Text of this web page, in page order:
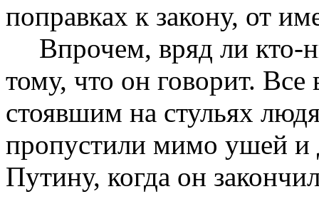
поправках к закону, от
Впрочем, вряд ли кто-
тому, что он говорит. Все
стоявшим на стульях
пропустили мимо ушей и
Путину, когда он